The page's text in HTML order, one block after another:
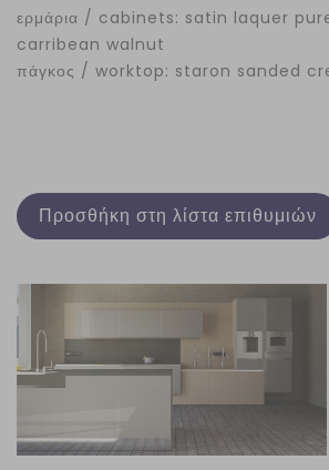
ερμάρια / cabinets: satin laquer
carribean walnut
πάγκος / worktop: staron sanded
Προσθήκη στη λίστα επιθυμιών